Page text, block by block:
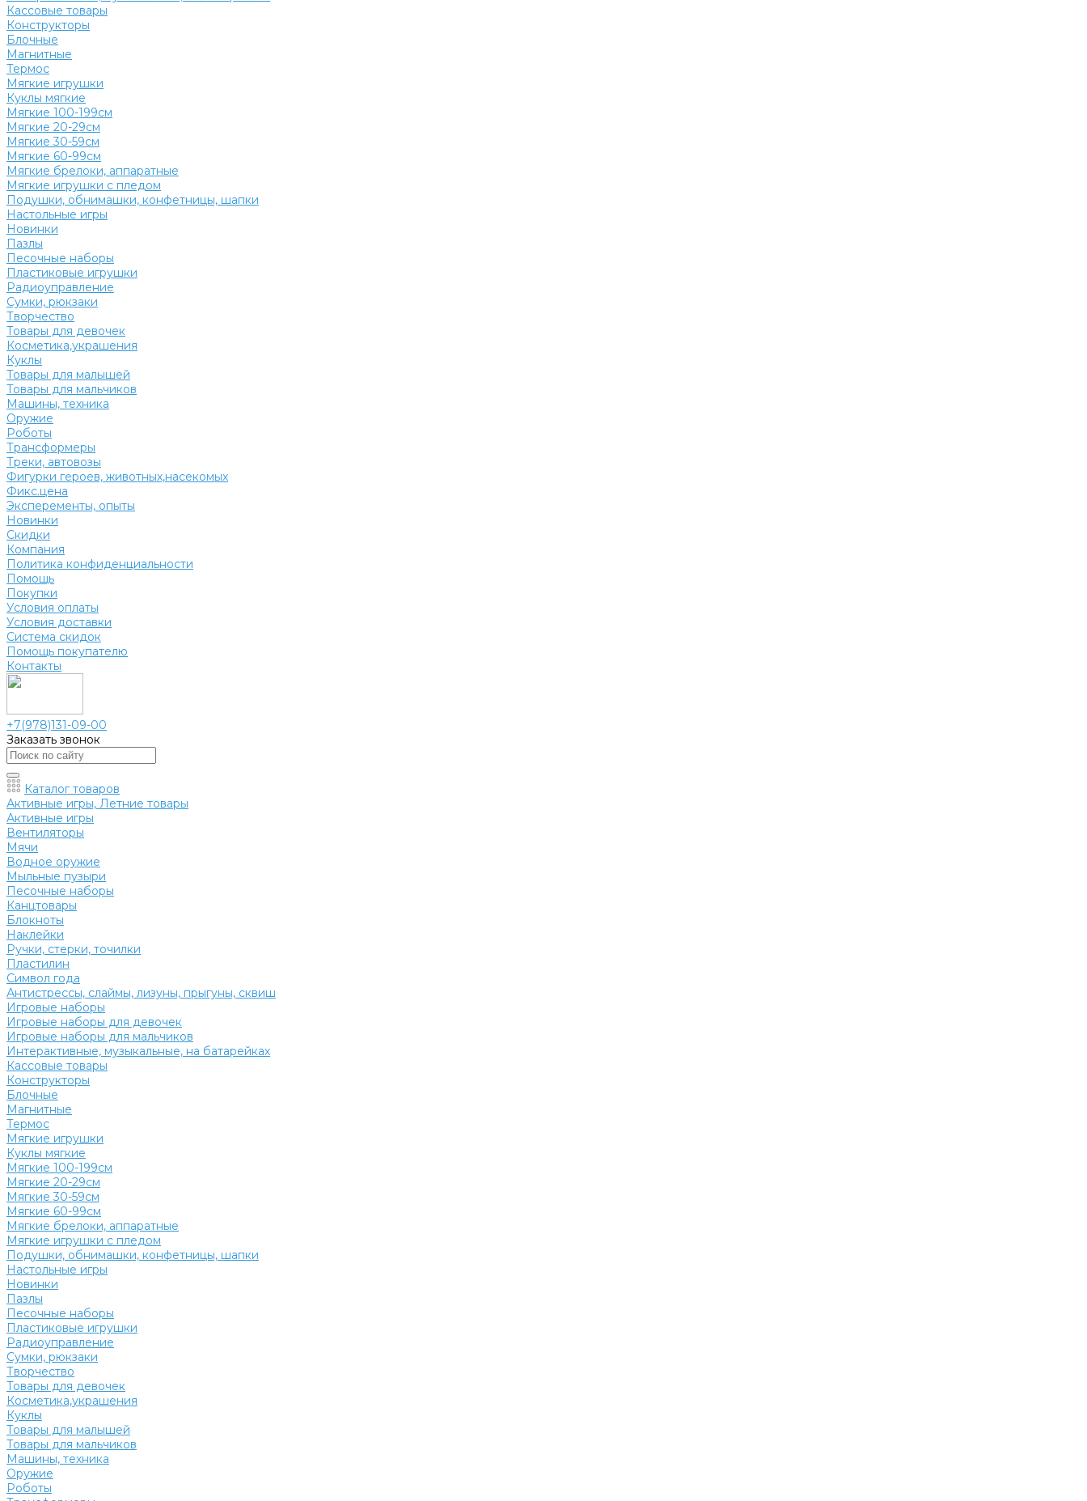
Кассовые товары
Конструкторы
Блочные
Магнитные
Термос
Мягкие игрушки
Куклы мягкие
Мягкие 100-199см
Мягкие 20-29см
Мягкие 30-59см
Мягкие 60-99см
Мягкие брелоки, аппаратные
Мягкие игрушки с пледом
Подушки, обнимашки, конфетницы, шапки
Настольные игры
Новинки
Пазлы
Песочные наборы
Пластиковые игрушки
Радиоуправление
Сумки, рюкзаки
Творчество
Товары для девочек
Косметика,украшения
Куклы
Товары для малышей
Товары для мальчиков
Машины, техника
Оружие
Роботы
Трансформеры
Треки, автовозы
Фигурки героев, животных,насекомых
Фикс.цена
Эксперементы, опыты
Новинки
Скидки
Компания
Политика конфиденциальности
Помощь
Покупки
Условия оплаты
Условия доставки
Система скидок
Помощь покупателю
Контакты
+7(978)131-09-00
Заказать звонок
Каталог товаров
Активные игры, Летние товары
Активные игры
Вентиляторы
Мячи
Водное оружие
Мыльные пузыри
Песочные наборы
Канцтовары
Блокноты
Наклейки
Ручки, стерки, точилки
Пластилин
Символ года
Антистрессы, слаймы, лизуны, прыгуны, сквиш
Игровые наборы
Игровые наборы для девочек
Игровые наборы для мальчиков
Интерактивные, музыкальные, на батарейках
Кассовые товары
Конструкторы
Блочные
Магнитные
Термос
Мягкие игрушки
Куклы мягкие
Мягкие 100-199см
Мягкие 20-29см
Мягкие 30-59см
Мягкие 60-99см
Мягкие брелоки, аппаратные
Мягкие игрушки с пледом
Подушки, обнимашки, конфетницы, шапки
Настольные игры
Новинки
Пазлы
Песочные наборы
Пластиковые игрушки
Радиоуправление
Сумки, рюкзаки
Творчество
Товары для девочек
Косметика,украшения
Куклы
Товары для малышей
Товары для мальчиков
Машины, техника
Оружие
Роботы